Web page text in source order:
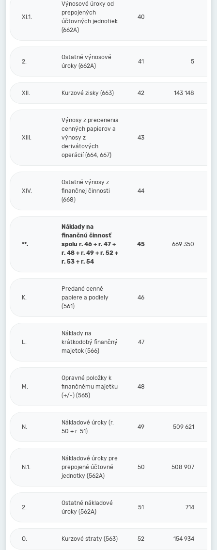
XI.1.
Výnosové úroky od
prepojených
účtovných jednotiek
(662A)
40
2.
Ostatné výnosové
úroky (662A)
41 5
XII. Kurzové zisky (663) 42 143 148
XIII.
Výnosy z precenenia
cenných papierov a
výnosy z
derivátových
operácií (664, 667)
43
XIV.
Ostatné výnosy z
finančnej činnosti
(668)
44
**.
Náklady na
finančnú činnosť
spolu r. 46 + r. 47 +
r. 48 + r. 49 + r. 52 +
r. 53 + r. 54
45 669 350
K.
Predané cenné
papiere a podiely
(561)
46
L.
Náklady na
krátkodobý finančný
majetok (566)
47
M.
Opravné položky k
finančnému majetku
(+/-) (565)
48
N.
Nákladové úroky (r.
50 + r. 51)
49 509 621
N.1.
Nákladové úroky pre
prepojené účtovné
jednotky (562A)
50 508 907
2.
Ostatné nákladové
úroky (562A)
51 714
O. Kurzové straty (563) 52 154 934